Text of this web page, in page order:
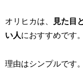
オリヒカは、
見た目
い人におすすめです。
理由はシンプルです。